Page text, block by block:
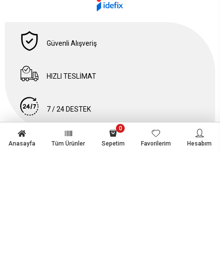
Güvenli Alışveriş
HIZLI TESLİMAT
7 / 24 DESTEK
Anasayfa Tüm Ürünler Sepetim
0
Favorilerim Hesabım